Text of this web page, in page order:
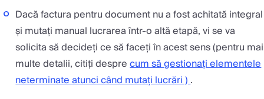
Dacă factura pentru document nu a fost achitată integral
și mutați manual lucrarea într-o altă etapă, vi se va
solicita să decideți ce să faceți în acest sens (pentru mai
multe detalii, citiți desprecum să gestionați elementele
neterminate atunci când mutați lucrări ).